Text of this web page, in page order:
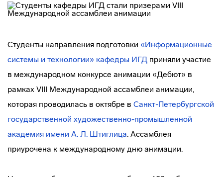
Студенты направления подготовки «Информационные
системы и технологии» кафедры ИГД приняли участие
в международном конкурсе анимации «Дебют» в
рамках VIII Международной ассамблеи анимации,
которая проводилась в октябре в Санкт-Петербургской
государственной художественно-промышленной
академия имени А. Л. Штиглица. Ассамблея
приурочена к международному дню анимации.